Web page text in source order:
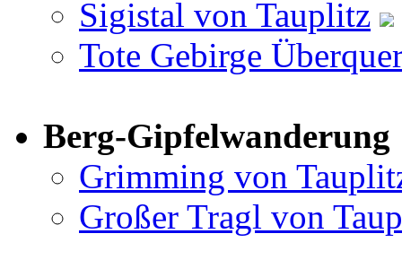
Sigistal von Tauplitz
Tote Gebirge
Berg-Gipfelwanderung
Grimming von
Großer Tragl von